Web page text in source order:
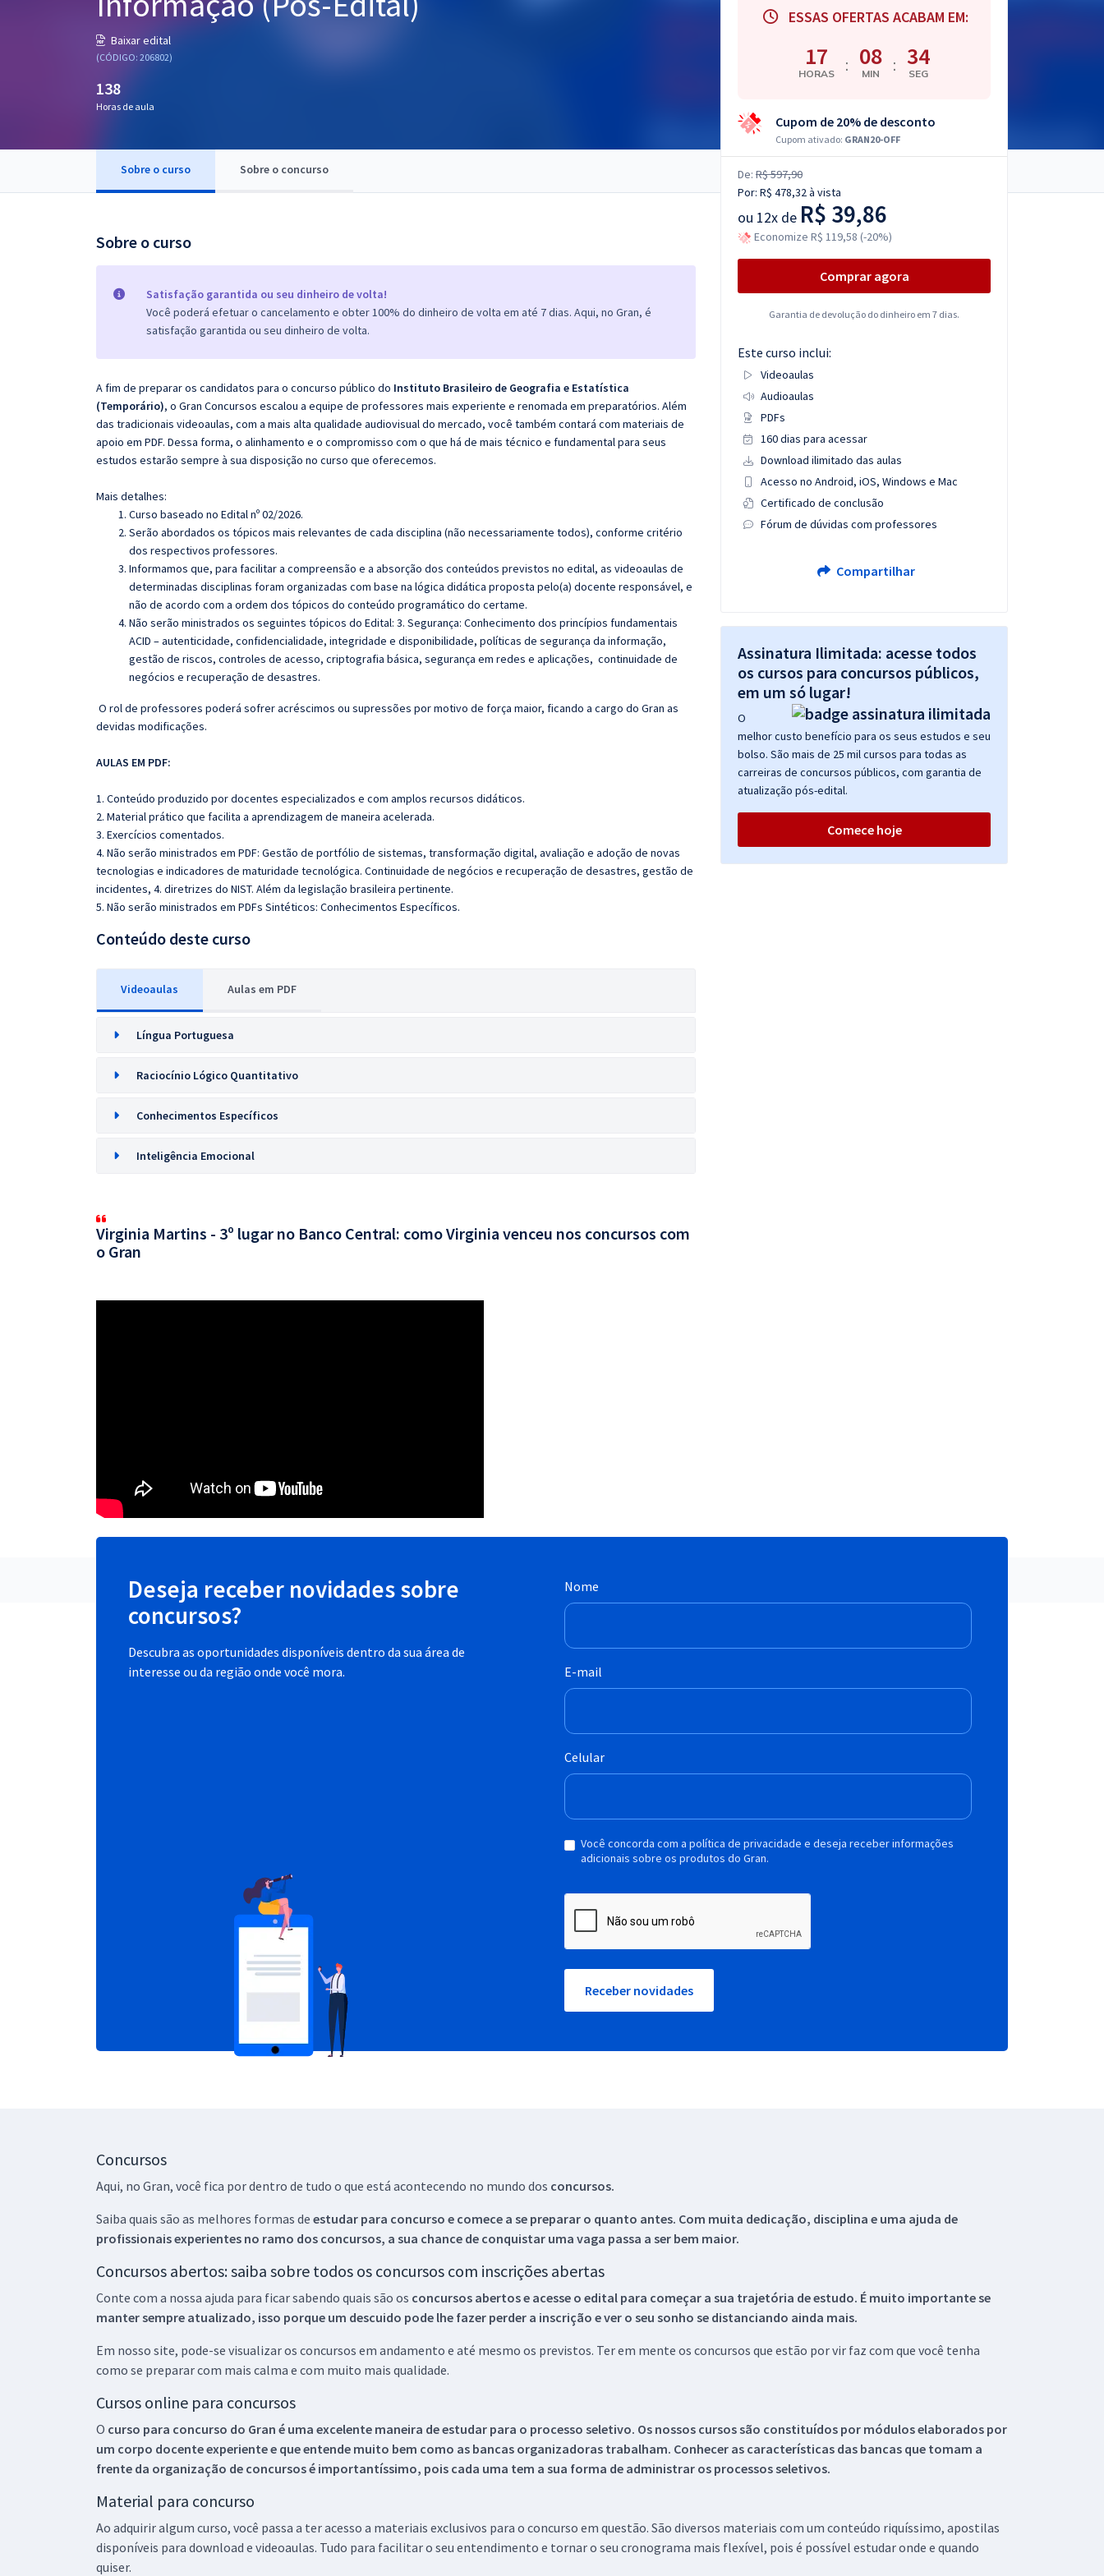
Baixar edital
(CÓDIGO: 206802)
138
Horas de aula
Sobre o curso Sobre o concurso
Sobre o curso
Satisfação garantida ou seu dinheiro de volta!
Você poderá efetuar o cancelamento e obter 100% do dinheiro de volta em até 7 dias. Aqui, no Gran, é
satisfação garantida ou seu dinheiro de volta.
A fim de preparar os candidatos para o concurso público do Instituto Brasileiro de Geografia e Estatística
(Temporário), o Gran Concursos escalou a equipe de professores mais experiente e renomada em preparatórios. Além
das tradicionais videoaulas, com a mais alta qualidade audiovisual do mercado, você também contará com materiais de
apoio em PDF. Dessa forma, o alinhamento e o compromisso com o que há de mais técnico e fundamental para seus
estudos estarão sempre à sua disposição no curso que oferecemos.
Mais detalhes:
Curso baseado no Edital nº 02/2026.
Serão abordados os tópicos mais relevantes de cada disciplina (não necessariamente todos), conforme critério
dos respectivos professores.
Informamos que, para facilitar a compreensão e a absorção dos conteúdos previstos no edital, as videoaulas de
determinadas disciplinas foram organizadas com base na lógica didática proposta pelo(a) docente responsável, e
não de acordo com a ordem dos tópicos do conteúdo programático do certame.
Não serão ministrados os seguintes tópicos do Edital: 3. Segurança: Conhecimento dos princípios fundamentais
ACID – autenticidade, confidencialidade, integridade e disponibilidade, políticas de segurança da informação,
gestão de riscos, controles de acesso, criptografia básica, segurança em redes e aplicações, continuidade de
negócios e recuperação de desastres.
O rol de professores poderá sofrer acréscimos ou supressões por motivo de força maior, ficando a cargo do Gran as
devidas modificações.
AULAS EM PDF:
1. Conteúdo produzido por docentes especializados e com amplos recursos didáticos.
2. Material prático que facilita a aprendizagem de maneira acelerada.
3. Exercícios comentados.
4. Não serão ministrados em PDF: Gestão de portfólio de sistemas, transformação digital, avaliação e adoção de novas
tecnologias e indicadores de maturidade tecnológica. Continuidade de negócios e recuperação de desastres, gestão de
incidentes, 4. diretrizes do NIST. Além da legislação brasileira pertinente.
5. Não serão ministrados em PDFs Sintéticos: Conhecimentos Específicos.
Conteúdo deste curso
Videoaulas Aulas em PDF
Língua Portuguesa
Raciocínio Lógico Quantitativo
Conhecimentos Específicos
Inteligência Emocional
Virginia Martins - 3º lugar no Banco Central: como Virginia venceu nos concursos com
o Gran
ESSAS OFERTAS ACABAM EM:
17
HORAS : 08
MIN : 33
SEG
Cupom de 20% de desconto
Cupom ativado: GRAN20-OFF
De: R$ 597,90
Por: R$ 478,32à vista
ou 12x de R$ 39,86
Economize R$ 119,58 (-20%)
Comprar agora
Garantia de devolução do dinheiro em 7 dias.
Este curso inclui:
Videoaulas
Audioaulas
PDFs
160 dias para acessar
Download ilimitado das aulas
Acesso no Android, iOS, Windows e Mac
Certificado de conclusão
Fórum de dúvidas com professores
Compartilhar
Assinatura Ilimitada: acesse todos
os cursos para concursos públicos,
em um só lugar!
O
melhor custo benefício para os seus estudos e seu
bolso. São mais de 25 mil cursos para todas as
carreiras de concursos públicos, com garantia de
atualização pós-edital.
Comece hoje
Deseja receber novidades sobre
concursos?
Descubra as oportunidades disponíveis dentro da sua área de
interesse ou da região onde você mora.
Nome
E-mail
Celular
Você concorda com a política de privacidade e deseja receber informações
adicionais sobre os produtos do Gran.
Receber novidades
Concursos
Aqui, no Gran, você fica por dentro de tudo o que está acontecendo no mundo dos concursos.
Saiba quais são as melhores formas de estudar para concurso e comece a se preparar o quanto antes. Com muita dedicação, disciplina e uma ajuda de
profissionais experientes no ramo dos concursos, a sua chance de conquistar uma vaga passa a ser bem maior.
Concursos abertos: saiba sobre todos os concursos com inscrições abertas
Conte com a nossa ajuda para ficar sabendo quais são os concursos abertos e acesse o edital para começar a sua trajetória de estudo. É muito importante se
manter sempre atualizado, isso porque um descuido pode lhe fazer perder a inscrição e ver o seu sonho se distanciando ainda mais.
Em nosso site, pode-se visualizar os concursos em andamento e até mesmo os previstos. Ter em mente os concursos que estão por vir faz com que você tenha
como se preparar com mais calma e com muito mais qualidade.
Cursos online para concursos
O curso para concurso do Gran é uma excelente maneira de estudar para o processo seletivo. Os nossos cursos são constituídos por módulos elaborados por
um corpo docente experiente e que entende muito bem como as bancas organizadoras trabalham. Conhecer as características das bancas que tomam a
frente da organização de concursos é importantíssimo, pois cada uma tem a sua forma de administrar os processos seletivos.
Material para concurso
Ao adquirir algum curso, você passa a ter acesso a materiais exclusivos para o concurso em questão. São diversos materiais com um conteúdo riquíssimo, apostilas
disponíveis para download e videoaulas. Tudo para facilitar o seu entendimento e tornar o seu cronograma mais flexível, pois é possível estudar onde e quando
quiser.